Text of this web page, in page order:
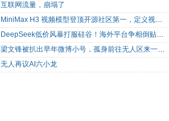
互联网流量，崩塌了
MiniMax H3 视频模型登顶开源社区第一，定义视频模型领域“斩杀线”
DeepSeek低价风暴打服硅谷！海外平台争相倒贴V4 Flash
梁文锋被扒出早年微博小号，孤身前往无人区来一场相当 deep 的 seek 旅行
无人再议AI六小龙